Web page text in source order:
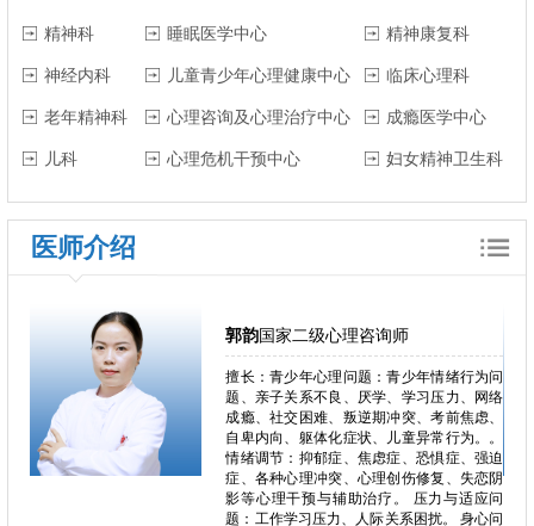
精神科 睡眠医学中心 精神康复科
神经内科 儿童青少年心理健康中心 临床心理科
老年精神科 心理咨询及心理治疗中心 成瘾医学中心
儿科 心理危机干预中心 妇女精神卫生科
医师介绍
问
郭韵国家二级心理咨询师
擅长：青少年心理问题：青少年情绪行为问
题、亲子关系不良、厌学、学习压力、网络
成瘾、社交困难、叛逆期冲突、考前焦虑、
自卑内向、躯体化症状、儿童异常行为。。
情绪调节：抑郁症、焦虑症、恐惧症、强迫
症、各种心理冲突、心理创伤修复、失恋阴
影等心理干预与辅助治疗。 压力与适应问
题：工作学习压力、人际关系困扰。 身心问